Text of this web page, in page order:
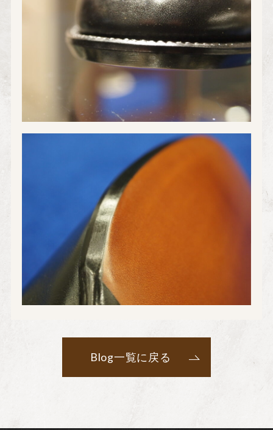
Blog一覧に戻る